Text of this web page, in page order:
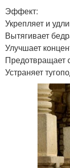
Эффект:
Укрепляет и
Вытягивает
Улучшает
Предотвращает
Устраняет